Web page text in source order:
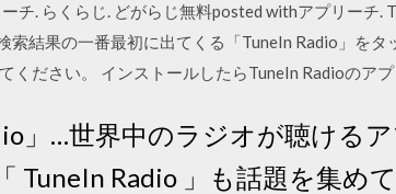
チ. らくらじ. どがらじ無料posted withアプリーチ.
索結果の一番最初に出てくる「TuneIn Radio」を
ください。 インストールしたらTuneIn Radioのア
」…世界中のラジオが聴ける
TuneIn Radio 」も話題を集め